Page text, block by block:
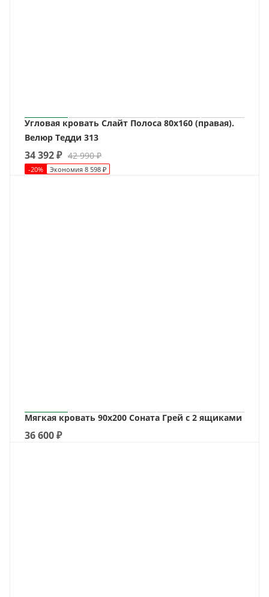
Угловая кровать Слайт Полоса 80х160 (правая).
Велюр Тедди 313
34 392₽ 42 990₽
-20% Экономия 8 598 ₽
Мягкая кровать 90х200 Соната Грей с 2 ящиками
36 600₽